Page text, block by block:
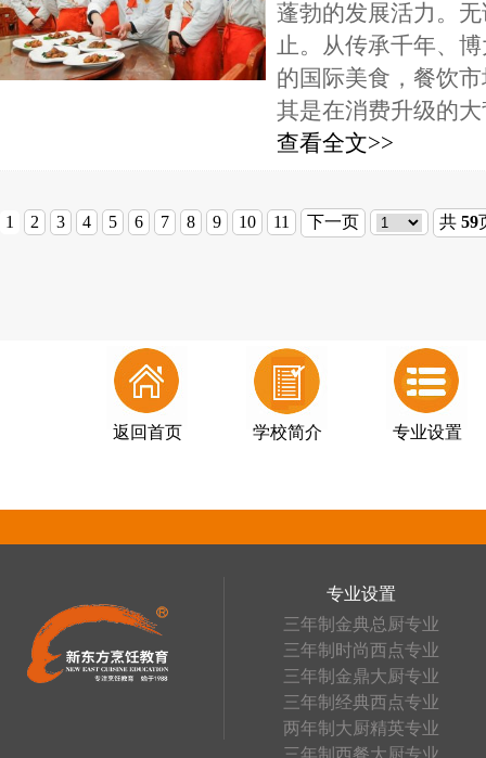
蓬勃的发展活力。
止。从传承千年、
的国际美食，餐饮
其是在消费升级的大
查看全文>>
1 2 3 4 5 6 7 8 9 10 11 下一页 共 59
返回首页 学校简介 专业设置
专业设置
三年制金典总厨专业
三年制时尚西点专业
三年制金鼎大厨专业
三年制经典西点专业
两年制大厨精英专业
三年制西餐大厨专业